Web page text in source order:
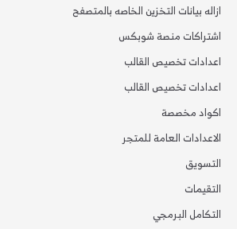
ازاله بيانات التخزين الخاصه بالمتصفح
اشتراكات منصة شوبكس
اعدادات تخصيص القالب
اعدادات تخصيص القالب
اكواد مخصصة
الاعدادات العامة للمتجر
التسويق
التقيمات
التكامل البرمجي